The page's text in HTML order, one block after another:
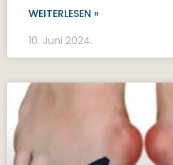
WEITERLESEN »
10. Juni 2024.